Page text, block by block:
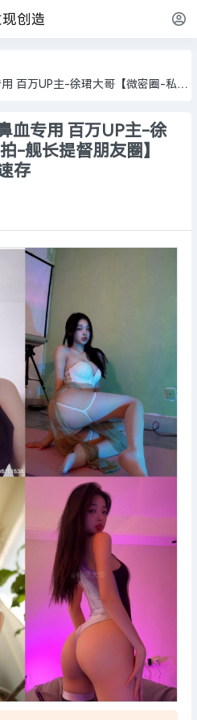
创造
【26.5.26更新】流鼻血专用 百万UP主-徐珺大哥【微密圈-私拍-舰长提督朋友圈】【91.6GB】易和谐速存
血专用 百万UP主-徐
-舰长提督朋友圈】
存